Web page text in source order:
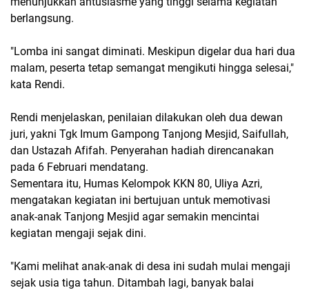
berlangsung.
"Lomba ini sangat diminati. Meskipun digelar dua hari dua
malam, peserta tetap semangat mengikuti hingga selesai,"
kata Rendi.
Rendi menjelaskan, penilaian dilakukan oleh dua dewan
juri, yakni Tgk Imum Gampong Tanjong Mesjid, Saifullah,
dan Ustazah Afifah. Penyerahan hadiah direncanakan
pada 6 Februari mendatang.
Sementara itu, Humas Kelompok KKN 80, Uliya Azri,
mengatakan kegiatan ini bertujuan untuk memotivasi
anak-anak Tanjong Mesjid agar semakin mencintai
kegiatan mengaji sejak dini.
"Kami melihat anak-anak di desa ini sudah mulai mengaji
sejak usia tiga tahun. Ditambah lagi, banyak balai